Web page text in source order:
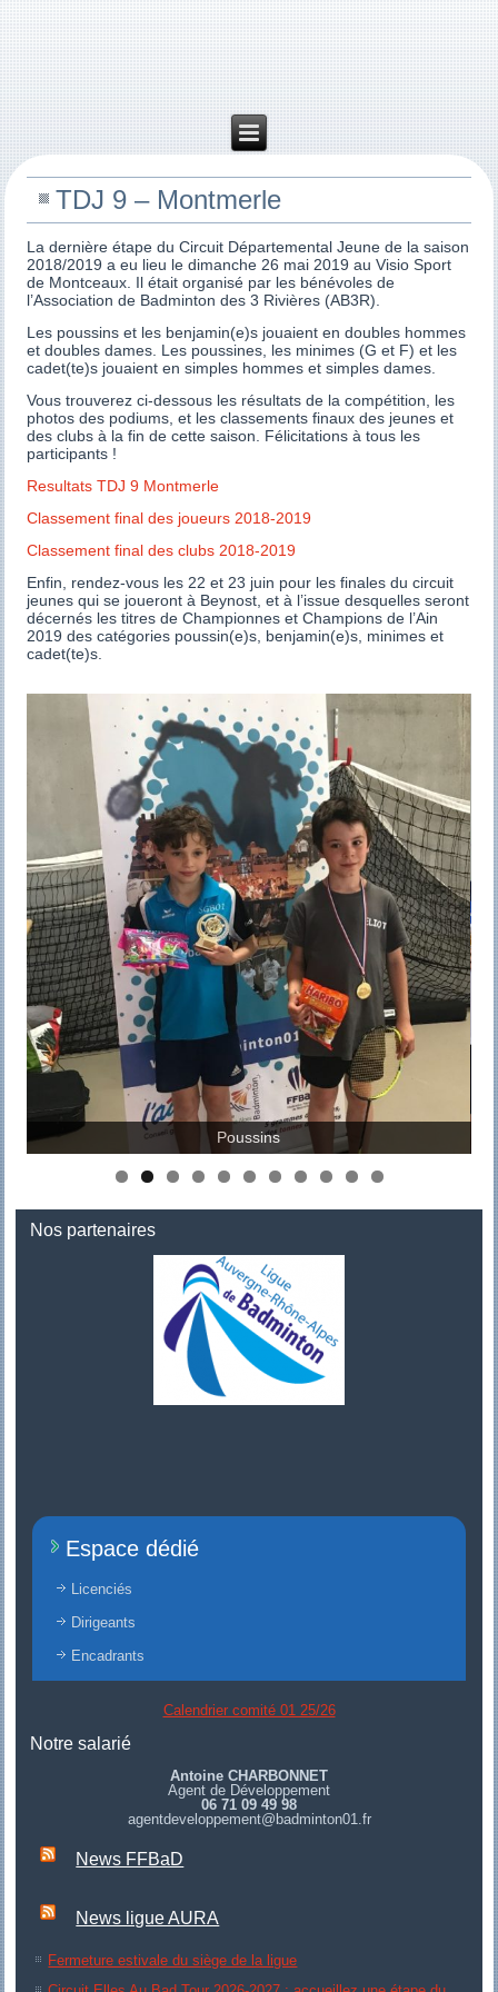
TDJ 9 – Montmerle
La dernière étape du Circuit Départemental Jeune de la saison
2018/2019 a eu lieu le dimanche 26 mai 2019 au Visio Sport
de Montceaux. Il était organisé par les bénévoles de
l’Association de Badminton des 3 Rivières (AB3R).
Les poussins et les benjamin(e)s jouaient en doubles hommes
et doubles dames. Les poussines, les minimes (G et F) et les
cadet(te)s jouaient en simples hommes et simples dames.
Vous trouverez ci-dessous les résultats de la compétition, les
photos des podiums, et les classements finaux des jeunes et
des clubs à la fin de cette saison. Félicitations à tous les
participants !
Resultats TDJ 9 Montmerle
Classement final des joueurs 2018-2019
Classement final des clubs 2018-2019
Enfin, rendez-vous les 22 et 23 juin pour les finales du circuit
jeunes qui se joueront à Beynost, et à l’issue desquelles seront
décernés les titres de Championnes et Champions de l’Ain
2019 des catégories poussin(e)s, benjamin(e)s, minimes et
cadet(te)s.
Poussins
Nos partenaires
Espace dédié
Licenciés
Dirigeants
Encadrants
Calendrier comité 01 25/26
Notre salarié
Antoine CHARBONNET
Agent de Développement
06 71 09 49 98
agentdeveloppement@badminton01.fr
News FFBaD
News ligue AURA
Fermeture estivale du siège de la ligue